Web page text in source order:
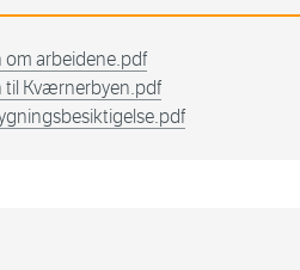
om arbeidene.pdf
til Kværnerbyen.pdf